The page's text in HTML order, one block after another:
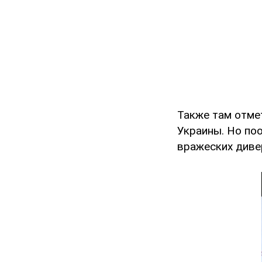
Также там
Украины. Но
вражеских